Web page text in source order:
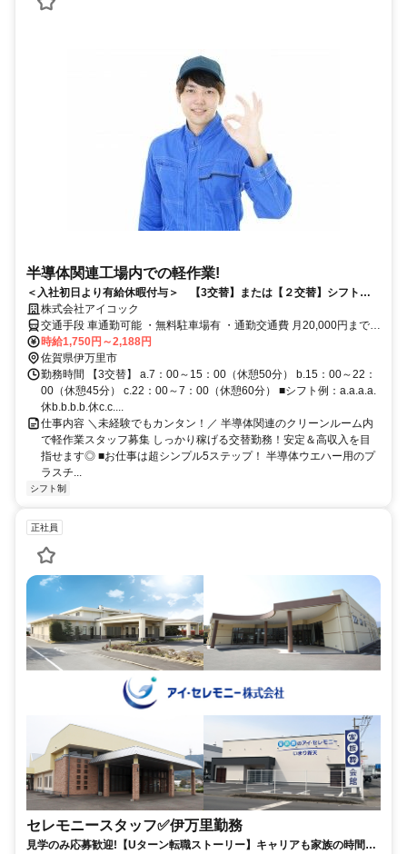
半導体関連工場内での軽作業!
＜入社初日より有給休暇付与＞ 【3交替】または【２交替】シフト勤
務可能な軽作業スタッフを募集します。少しでもご興味のある方は、ご
応募、ご連絡ください◎
株式会社アイコック
交通手段 車通勤可能 ・無料駐車場有 ・通勤交通費 月20,000円まで実
費支給 ・東山代駅から車で6分 【最寄り駅】 ・松浦鉄道「東山代
駅」
時給1,750円～2,188円
佐賀県伊万里市
勤務時間 【3交替】 a.7：00～15：00（休憩50分） b.15：00～22：
00（休憩45分） c.22：00～7：00（休憩60分） ■シフト例：a.a.a.a.
休b.b.b.b.休c.c....
仕事内容 ＼未経験でもカンタン！／ 半導体関連のクリーンルーム内
で軽作業スタッフ募集 しっかり稼げる交替勤務！安定＆高収入を目
指せます◎ ■お仕事は超シンプル5ステップ！ 半導体ウエハー用のプ
ラスチ...
シフト制
正社員
セレモニースタッフ✅伊万里勤務
見学のみ応募歓迎!【Uターン転職ストーリー】キャリアも家族の時間も